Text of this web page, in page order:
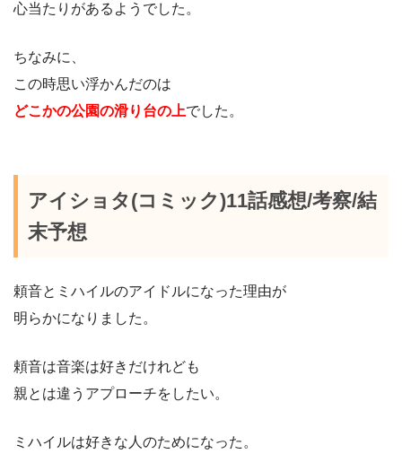
心当たりがあるようでした。
ちなみに、
この時思い浮かんだのは
どこかの公園の滑り台の上でした。
アイショタ(コミック)11話感想/考察/結
末予想
頼音とミハイルのアイドルになった理由が
明らかになりました。
頼音は音楽は好きだけれども
親とは違うアプローチをしたい。
ミハイルは好きな人のためになった。